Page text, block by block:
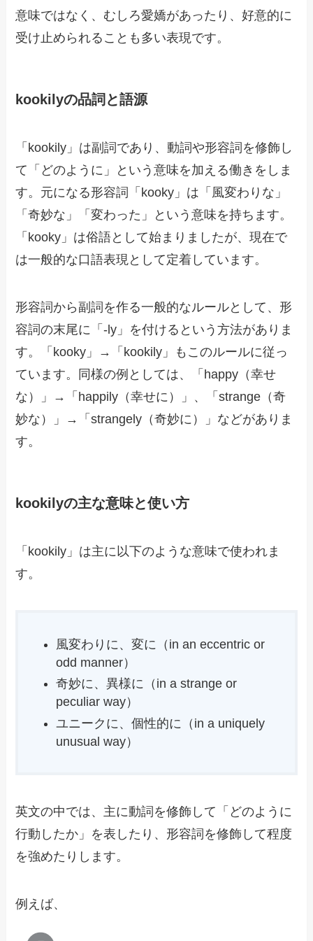
意味ではなく、むしろ愛嬌があったり、好意的に
受け止められることも多い表現です。
kookilyの品詞と語源
「kookily」は副詞であり、動詞や形容詞を修飾し
て「どのように」という意味を加える働きをしま
す。元になる形容詞「kooky」は「風変わりな」
「奇妙な」「変わった」という意味を持ちます。
「kooky」は俗語として始まりましたが、現在で
は一般的な口語表現として定着しています。
形容詞から副詞を作る一般的なルールとして、形
容詞の末尾に「-ly」を付けるという方法がありま
す。「kooky」→「kookily」もこのルールに従っ
ています。同様の例としては、「happy（幸せ
な）」→「happily（幸せに）」、「strange（奇
妙な）」→「strangely（奇妙に）」などがありま
す。
kookilyの主な意味と使い方
「kookily」は主に以下のような意味で使われま
す。
風変わりに、変に（in an eccentric or
odd manner）
奇妙に、異様に（in a strange or
peculiar way）
ユニークに、個性的に（in a uniquely
unusual way）
英文の中では、主に動詞を修飾して「どのように
行動したか」を表したり、形容詞を修飾して程度
を強めたりします。
例えば、